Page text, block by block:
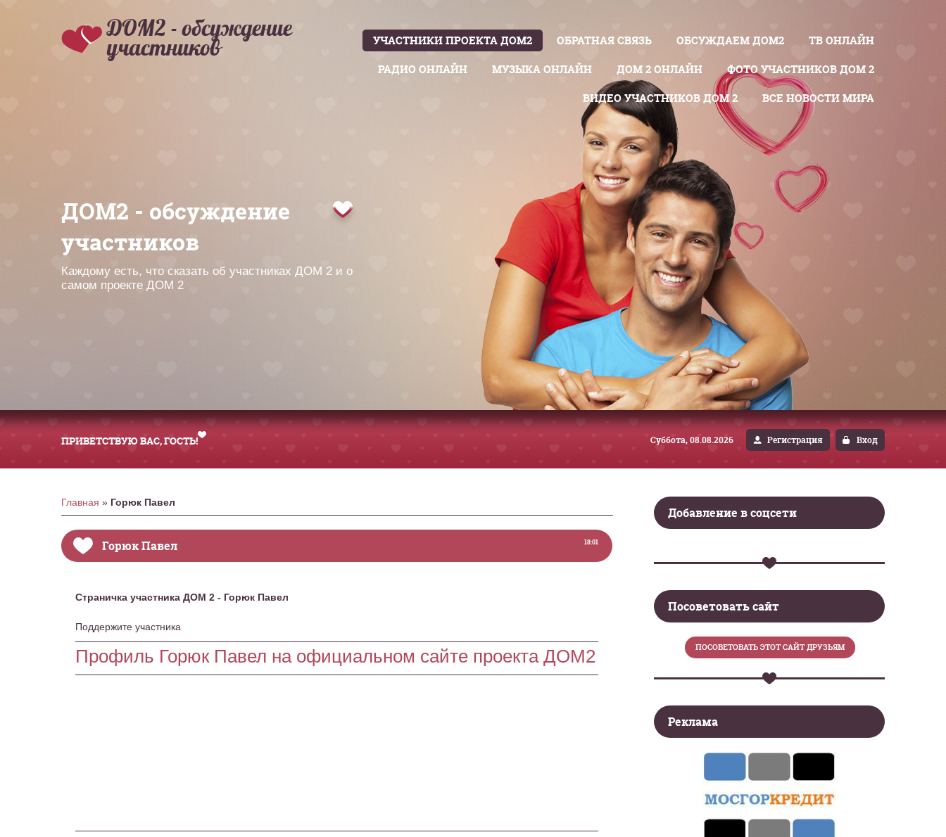
ДОМ2 - обсуждение
участников УЧАСТНИКИ ПРОЕКТА ДОМ2 ОБРАТНАЯ СВЯЗЬ ОБСУЖДАЕМ ДОМ2
ТВ ОНЛАЙН
РАДИО ОНЛАЙН
МУЗЫКА ОНЛАЙН ДОМ 2 ОНЛАЙН
ФОТО УЧАСТНИКОВ ДОМ 2
ВИДЕО УЧАСТНИКОВ ДОМ 2
ВСЕ НОВОСТИ МИРА
ДОМ2 - обсуждение
участников
Каждому есть, что сказать об участниках ДОМ 2 и о
самом проекте ДОМ 2
ПРИВЕТСТВУЮ ВАС, ГОСТЬ! Суббота, 08.08.2026 Регистрация Вход
Главная » Горюк Павел
18:01
Горюк Павел
Страничка участника ДОМ 2 - Горюк Павел
Поддержите участника
Профиль Горюк Павел на официальном сайте проекта ДОМ2
Добавление в соцсети
Посоветовать сайт
Реклама